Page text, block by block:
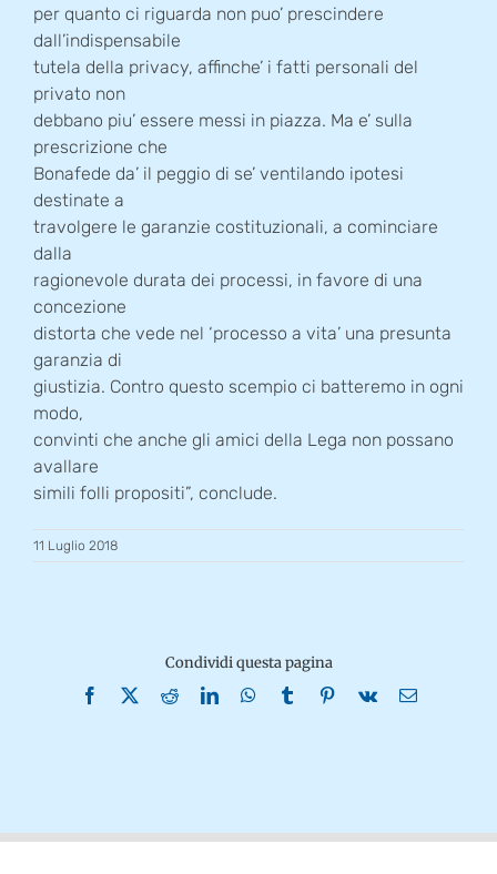
per quanto ci riguarda non puo’ prescindere
dall’indispensabile
tutela della privacy, affinche’ i fatti personali del
privato non
debbano piu’ essere messi in piazza. Ma e’ sulla
prescrizione che
Bonafede da’ il peggio di se’ ventilando ipotesi
destinate a
travolgere le garanzie costituzionali, a cominciare
dalla
ragionevole durata dei processi, in favore di una
concezione
distorta che vede nel ‘processo a vita’ una presunta
garanzia di
giustizia. Contro questo scempio ci batteremo in ogni
modo,
convinti che anche gli amici della Lega non possano
avallare
simili folli propositi”, conclude.
11 Luglio 2018
Condividi questa pagina
Facebook
X RedditLinkedInWhatsApp
TumblrPinterest
Vk Email